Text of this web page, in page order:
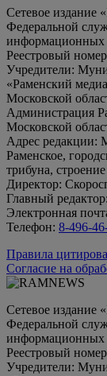
Сетевое
Федеральной
информационных
Реестровый
Учредители:
«Раменский
Московской
Администрация
Московской
Адрес редакции:
Раменское,
трибуна,
Директор:
Главный
Электронная
Телефон: 8-496-
Правила
Согласие на
Сетевое
Федеральной
информационных
Реестровый
Учредители: